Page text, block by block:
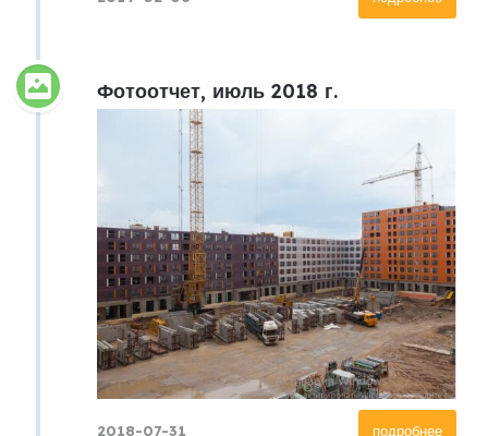
Фотоотчет, июль 2018 г.
подробнее
2018-07-31